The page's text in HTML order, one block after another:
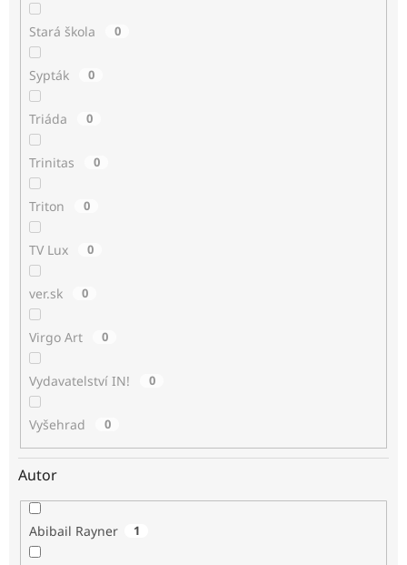
Stará škola 0
Sypták 0
Triáda 0
Trinitas 0
Triton 0
TV Lux 0
ver.sk 0
Virgo Art 0
Vydavatelství IN! 0
Vyšehrad 0
Autor
Abibail Rayner 1